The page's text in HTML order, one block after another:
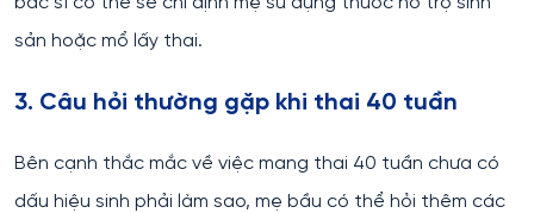
sản hoặc mổ lấy thai.
3. Câu hỏi thường gặp khi thai 40 tuần
Bên cạnh thắc mắc về việc mang thai 40 tuần chưa có
dấu hiệu sinh phải làm sao, mẹ bầu có thể hỏi thêm các